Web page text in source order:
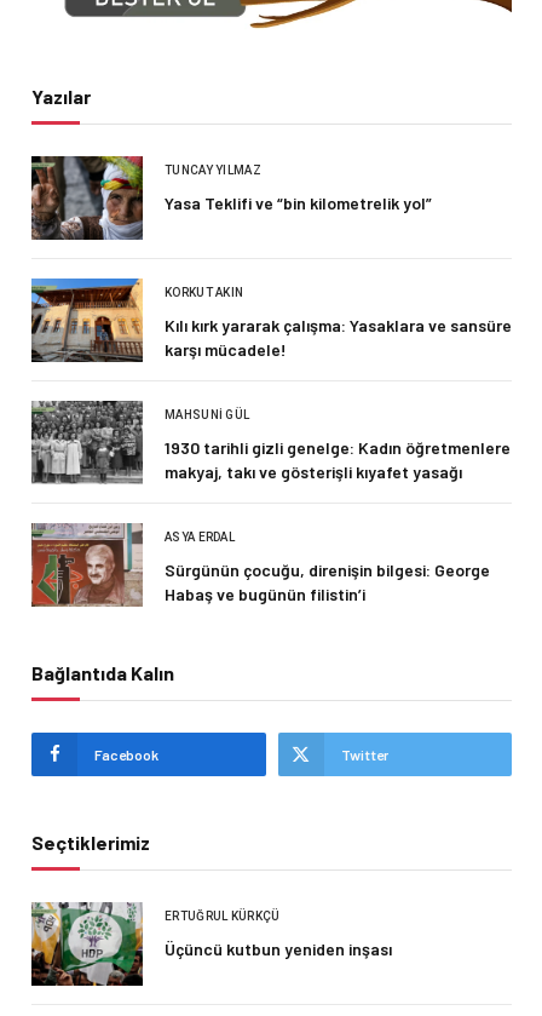
Yazılar
TUNCAY YILMAZ
Yasa Teklifi ve “bin kilometrelik yol”
KORKUT AKIN
Kılı kırk yararak çalışma: Yasaklara ve sansüre
karşı mücadele!
MAHSUNI GÜL
1930 tarihli gizli genelge: Kadın öğretmenlere
makyaj, takı ve gösterişli kıyafet yasağı
ASYA ERDAL
Sürgünün çocuğu, direnişin bilgesi: George
Habaş ve bugünün filistin’i
Bağlantıda Kalın
Facebook Twitter
Seçtiklerimiz
ERTUĞRUL KÜRKÇÜ
Üçüncü kutbun yeniden inşası